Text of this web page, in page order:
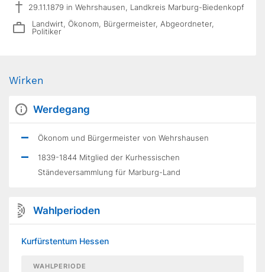
29.11.1879 in Wehrshausen, Landkreis Marburg-Biedenkopf
Landwirt, Ökonom, Bürgermeister, Abgeordneter,
Politiker
Wirken
Werdegang
Ökonom und Bürgermeister von Wehrshausen
1839-1844 Mitglied der Kurhessischen
Ständeversammlung für Marburg-Land
Wahlperioden
Kurfürstentum Hessen
WAHLPERIODE